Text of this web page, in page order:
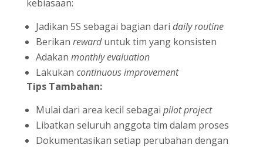
kebiasaan:
Jadikan 5S sebagai bagian dari daily routine
Berikan rewarduntuk tim yang konsisten
Adakan monthly evaluation
Lakukan continuous improvement
Tips Tambahan:
Mulai dari area kecil sebagai pilot project
Libatkan seluruh anggota tim dalam proses
Dokumentasikan setiap perubahan dengan